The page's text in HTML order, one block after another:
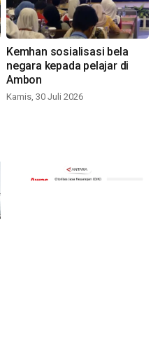
Kemhan sosialisasi bela
negara kepada pelajar di
Ambon
Kamis, 30 Juli 2026